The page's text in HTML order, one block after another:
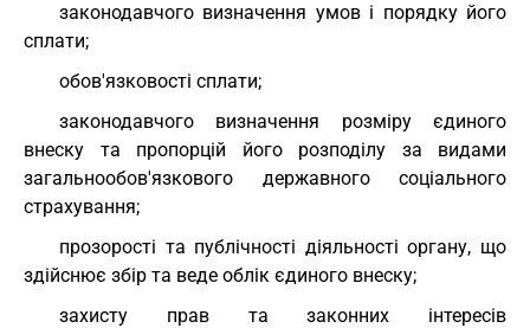
законодавчого визначення умов і порядку його
сплати;
обов'язковості сплати;
законодавчого визначення розміру єдиного
внеску та пропорцій його розподілу за видами
загальнообов'язкового державного соціального
страхування;
прозорості та публічності діяльності органу, що
здійснює збір та веде облік єдиного внеску;
захисту прав та законних інтересів